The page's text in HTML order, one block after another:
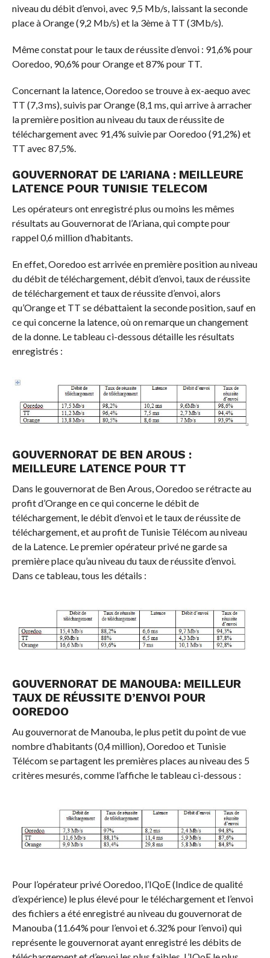
niveau du débit d’envoi, avec 9,5 Mb/s, laissant la seconde
place à Orange (9,2 Mb/s) et la 3ème à TT (3Mb/s).
Même constat pour le taux de réussite d’envoi : 91,6% pour
Ooredoo, 90,6% pour Orange et 87% pour TT.
Concernant la latence, Ooredoo se trouve à ex-aequo avec
TT (7,3 ms), suivis par Orange (8,1 ms, qui arrive à arracher
la première position au niveau du taux de réussite de
téléchargement avec 91,4% suivie par Ooredoo (91,2%) et
TT avec 87,5%.
GOUVERNORAT DE L’ARIANA : MEILLEURE
LATENCE POUR TUNISIE TELECOM
Les opérateurs ont enregistré plus ou moins les mêmes
résultats au Gouvernorat de l’Ariana, qui compte pour
rappel 0,6 million d’habitants.
En effet, Ooredoo est arrivée en première position au niveau
du débit de téléchargement, débit d’envoi, taux de réussite
de téléchargement et taux de réussite d’envoi, alors
qu’Orange et TT se débattaient la seconde position, sauf en
ce qui concerne la latence, où on remarque un changement
de la donne. Le tableau ci-dessous détaille les résultats
enregistrés :
GOUVERNORAT DE BEN AROUS :
MEILLEURE LATENCE POUR TT
Dans le gouvernorat de Ben Arous, Ooredoo se rétracte au
profit d’Orange en ce qui concerne le débit de
téléchargement, le débit d’envoi et le taux de réussite de
téléchargement, et au profit de Tunisie Télécom au niveau
de la Latence. Le premier opérateur privé ne garde sa
première place qu’au niveau du taux de réussite d’envoi.
Dans ce tableau, tous les détails :
GOUVERNORAT DE MANOUBA: MEILLEUR
TAUX DE RÉUSSITE D’ENVOI POUR
OOREDOO
Au gouvernorat de Manouba, le plus petit du point de vue
nombre d’habitants (0,4 million), Ooredoo et Tunisie
Télécom se partagent les premières places au niveau des 5
critères mesurés, comme l’affiche le tableau ci-dessous :
Pour l’opérateur privé Ooredoo, l’IQoE (Indice de qualité
d’expérience) le plus élevé pour le téléchargement et l’envoi
des fichiers a été enregistré au niveau du gouvernorat de
Manouba (11.64% pour l’envoi et 6.32% pour l’envoi) qui
représente le gouvernorat ayant enregistré les débits de